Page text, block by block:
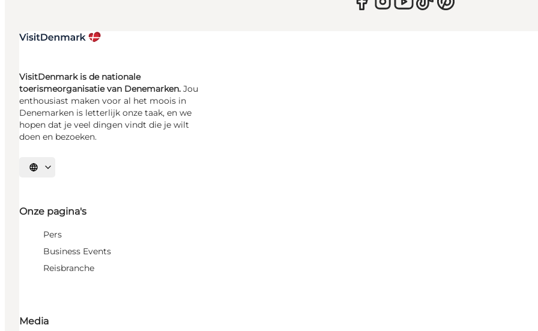
VisitDenmark is de nationale
toerismeorganisatie van Denemarken. Jou
enthousiast maken voor al het moois in
Denemarken is letterlijk onze taak, en we
hopen dat je veel dingen vindt die je wilt
doen en bezoeken.
Selecteer taal
Onze pagina's
Pers
Business Events
Reisbranche
Media